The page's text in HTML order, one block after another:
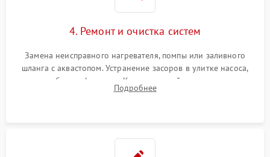
4. Ремонт и очистка систем
Замена неисправного нагревателя, помпы или заливного
шланга с аквастопом. Устранение засоров в улитке насоса,
патрубках и фильтрах. Компонентный ремонт платы
управления, восстановление поврежденной проводки.
Подробнее